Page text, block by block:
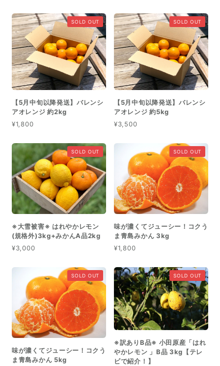
SOLD OUT
【5月中旬以降発送】バレンシ
アオレンジ 約2kg
¥1,800
SOLD OUT
【5月中旬以降発送】バレンシ
アオレンジ 約5kg
¥3,500
SOLD OUT
※大雪被害※ はれやかレモン
(規格外)3kg+みかんA品2kg
¥3,000
SOLD OUT
味が濃くてジューシー！コクう
ま青島みかん 3kg
¥1,800
SOLD OUT
味が濃くてジューシー！コクう
ま青島みかん 5kg
SOLD OUT
※訳ありB品※ 小田原産「はれ
やかレモン 」B品 3kg【テレ
ビで紹介！】